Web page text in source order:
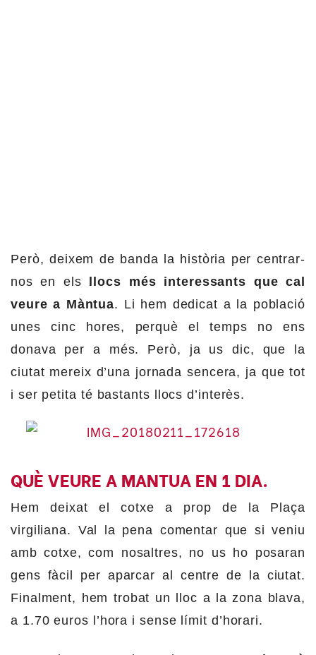
Però, deixem de banda la història per centrar-
nos en els llocs més interessants que cal
veure a Màntua. Li hem dedicat a la població
unes cinc hores, perquè el temps no ens
donava per a més. Però, ja us dic, que la
ciutat mereix d’una jornada sencera, ja que tot
i ser petita té bastants llocs d’interès.
QUÈ VEURE A MANTUA EN 1 DIA.
Hem deixat el cotxe a prop de la Plaça
virgiliana. Val la pena comentar que si veniu
amb cotxe, com nosaltres, no us ho posaran
gens fàcil per aparcar al centre de la ciutat.
Finalment, hem trobat un lloc a la zona blava,
a 1.70 euros l’hora i sense límit d’horari.